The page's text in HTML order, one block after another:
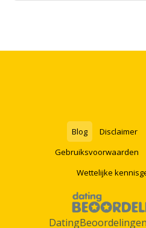
Blog Disclaimer
Gebruiksvoorwaarden
Wettelijke